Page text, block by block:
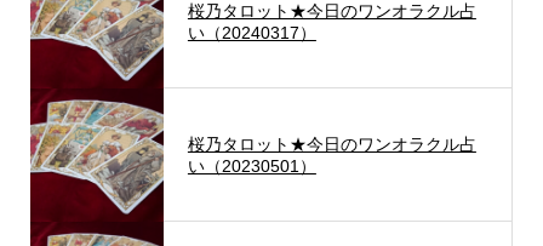
桜乃タロット★今日のワンオラクル占
い（20240317）
桜乃タロット★今日のワンオラクル占
い（20230501）